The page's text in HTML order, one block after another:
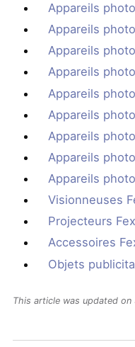
Appareils
Appareils
Appareils
Appareils
Appareils
Appareils
Appareils
Appareils
Appareils
Visionneuses
Projecteurs Fex
Accessoires
Objets
This article was updated on